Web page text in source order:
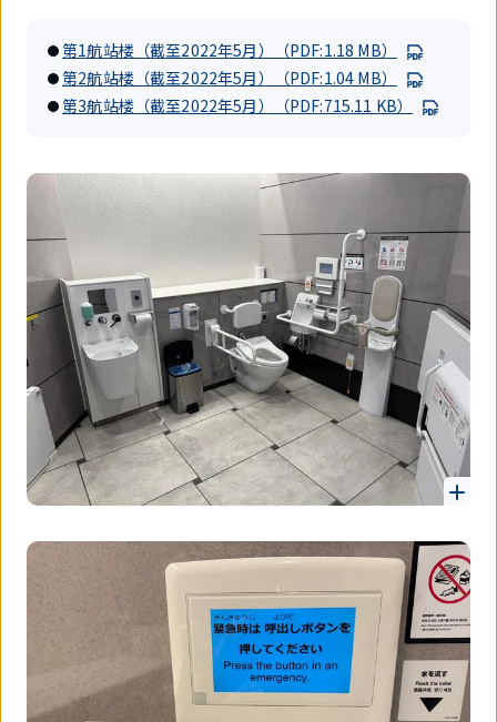
第1航站楼（截至2022年5月）（PDF:1.18 MB）
第2航站楼（截至2022年5月）（PDF:1.04 MB）
第3航站楼（截至2022年5月）（PDF:715.11 KB）